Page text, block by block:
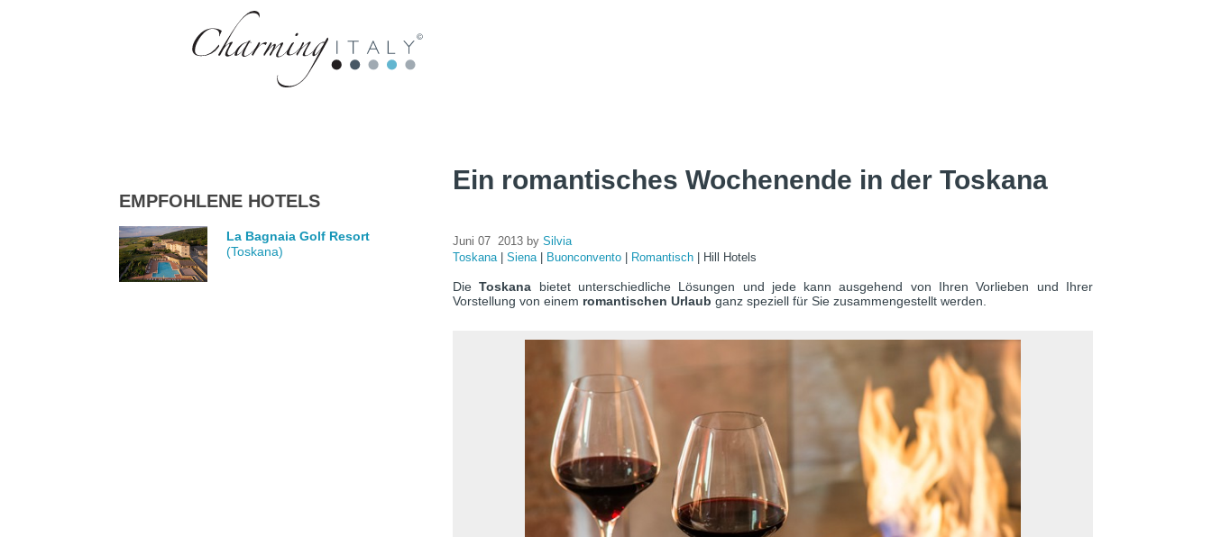
Ein romantisches Wochenende in der Toskana
Juni 07 2013 by Silvia
Toskana
Siena Buonconvento Romantisch Hill Hotels
DieToskana bietet unterschiedliche Lösungen und jede kann ausgehend von Ihren Vorlieben und Ihrer
Vorstellung von einem romantischen Urlaub ganz speziell für Sie zusammengestellt werden.
EMPFOHLENE HOTELS
La Bagnaia Golf Resort
(Toskana)